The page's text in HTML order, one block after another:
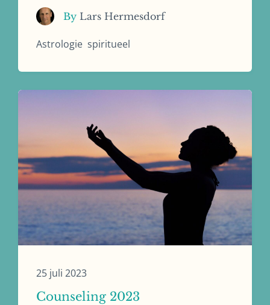
By Lars Hermesdorf
Astrologie spiritueel
Counseling 2023
25 juli 2023